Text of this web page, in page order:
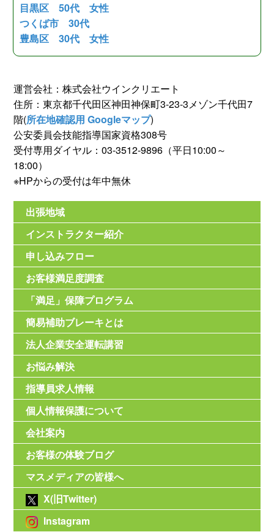
目黒区 50代 女性
つくば市 30代
豊島区 30代 女性
運営会社：株式会社ウインクリエート
住所：東京都千代田区神田神保町3-23-3メゾン千代田7
階(所在地確認用 Googleマップ)
公安委員会技能指導国家資格308号
受付専用ダイヤル：03-3512-9896（平日10:00～
18:00）
※HPからの受付は年中無休
出張地域
インストラクター紹介
申し込みフロー
お客様満足度調査
「満足」保障プログラム
簡易補助ブレーキとは
法人企業安全運転講習
お悩み解決
指導員求人情報
個人情報保護について
会社案内
お客様の体験ブログ
マスメディアの皆様へ
X(旧Twitter)
Instagram